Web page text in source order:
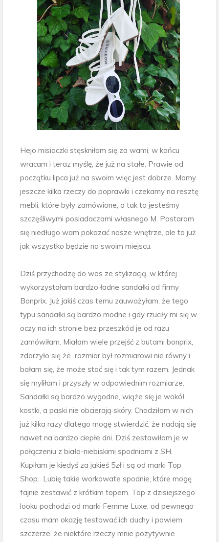
Hejo misiaczki stęskniłam się za wami, w końcu
wracam i teraz myślę, że już na stałe. Prawie od
początku lipca już na swoim więc jest dobrze. Mamy
jeszcze kilka rzeczy do poprawki i czekamy na resztę
mebli, które były zamówione, a tak to jesteśmy
szczęśliwymi posiadaczami własnego M. Postaram
się niedługo wam pokazać nasze wnętrze, ale to już
jak wszystko będzie na swoim miejscu.
Dziś przychodzę do was ze stylizacją, w której
wykorzystałam bardzo ładne sandałki od firmy
Bonprix. Już jakiś czas temu zauważyłam, że tego
typu sandałki są bardzo modne i gdy rzuciły mi się w
oczy na ich stronie bez przeszkód je od razu
zamówiłam. Miałam wiele przejść z butami bonprix,
zdarzyło się że rozmiar był rozmiarowi nie równy i
bałam się, że może stać się i tak tym razem. Jednak
się myliłam i przyszły w odpowiednim rozmiarze.
Sandałki są bardzo wygodne, wiąże się je wokół
kostki, a paski nie obcierają skóry. Chodziłam w nich
już kilka razy dlatego mogę stwierdzić, że nadają się
nawet na bardzo ciepłe dni. Dziś zestawiłam je w
połączeniu z biało-niebiskimi spodniami z SH.
Kupiłam je kiedyś za jakieś 5zł i są od marki Top
Shop. Lubię takie workowate spodnie, które mogę
fajnie zestawić z krótkim topem. Top z dzisiejszego
looku pochodzi od marki Femme Luxe, od pewnego
czasu mam okazję testować ich ciuchy i powiem
szczerze, że niektóre rzeczy mnie pozytywnie